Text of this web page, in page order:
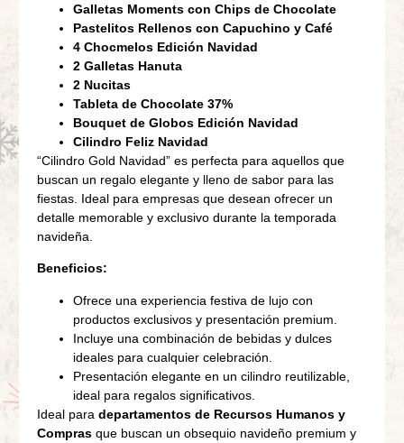
Galletas Moments con Chips de Chocolate
Pastelitos Rellenos con Capuchino y Café
4 Chocmelos Edición Navidad
2 Galletas Hanuta
2 Nucitas
Tableta de Chocolate 37%
Bouquet de Globos Edición Navidad
Cilindro Feliz Navidad
“Cilindro Gold Navidad” es perfecta para aquellos que
buscan un regalo elegante y lleno de sabor para las
fiestas. Ideal para empresas que desean ofrecer un
detalle memorable y exclusivo durante la temporada
navideña.
Beneficios:
Ofrece una experiencia festiva de lujo con
productos exclusivos y presentación premium.
Incluye una combinación de bebidas y dulces
ideales para cualquier celebración.
Presentación elegante en un cilindro reutilizable,
ideal para regalos significativos.
Ideal para departamentos de Recursos Humanos y
Compras que buscan un obsequio navideño premium y